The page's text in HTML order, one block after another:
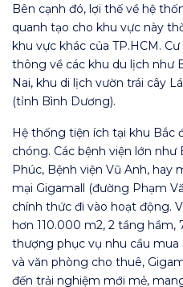
Bên cạnh đó, lợi thế về hệ
quanh tạo cho khu vực này
khu vực khác của TP.HCM.
thông về các khu du lịch như
Nai, khu di lịch vườn trái cây
(tỉnh Bình Dương).
Hệ thống tiện ích tại khu Bắc
chóng. Các bệnh viện lớn như
Phúc, Bệnh viện Vũ Anh, hay
mại Gigamall (đường Phạm
chính thức đi vào hoạt động.
hơn 110.000 m2, 2 tầng hầm,
thượng phục vụ nhu cầu mua
và văn phòng cho thuê,
đến trải nghiệm mới mẻ,